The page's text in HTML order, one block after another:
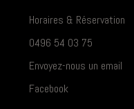
Horaires & Réservation
0496 54 03 75
Envoyez-nous un email
Facebook